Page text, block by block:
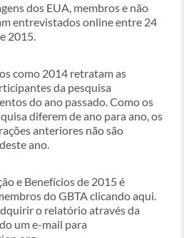
dos EUA, membros e não
entrevistados online entre 24
2015.
como 2014 retratam as
da pesquisa
do ano passado. Como os
diferem de ano para ano, os
anteriores não são
ano.
e Benefícios de 2015 é
do GBTA clicando aqui.
o relatório através da
um e-mail para